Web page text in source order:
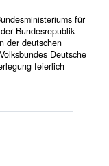
für
Bundesrepublik
der deutschen
Deutsche
feierlich